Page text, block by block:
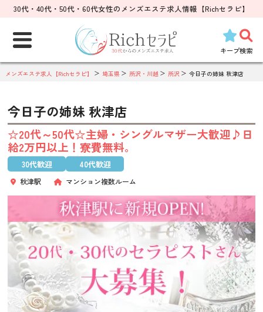
30代・40代・50代・60代女性のメンズエステ求人情報【Richセラピ】
キープ検索
索:
メンズエステ求人【Richセラピ】 埼玉県 所沢・川越 所沢 今日子の姉妹 秋津店
今日子の姉妹 秋津店
☆20代～50代☆主婦・シングルマザー大歓迎♪日
給2万円以上！寮費無料。
30代歓迎 40代歓迎
秋津駅 マンション複数ルーム